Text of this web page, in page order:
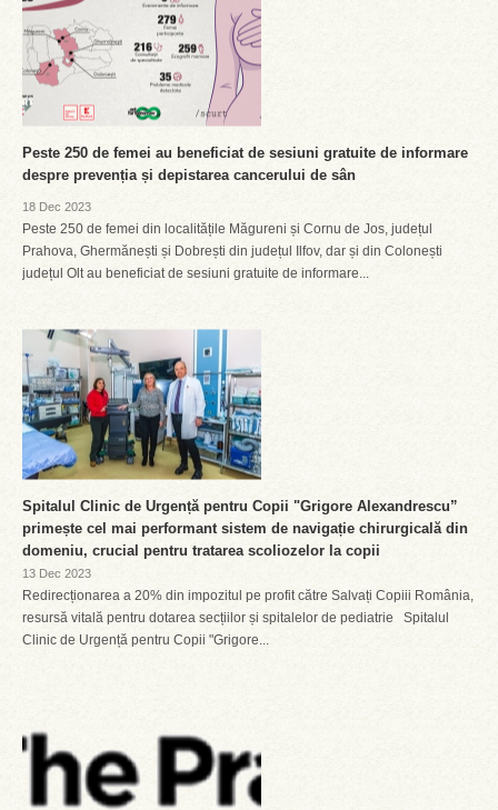
Peste 250 de femei au beneficiat de sesiuni gratuite de informare
despre prevenția și depistarea cancerului de sân
18 Dec 2023
Peste 250 de femei din localitățile Măgureni și Cornu de Jos, județul
Prahova, Ghermănești și Dobrești din județul Ilfov, dar și din Colonești
județul Olt au beneficiat de sesiuni gratuite de informare...
Spitalul Clinic de Urgență pentru Copii "Grigore Alexandrescu”
primește cel mai performant sistem de navigație chirurgicală din
domeniu, crucial pentru tratarea scoliozelor la copii
13 Dec 2023
Redirecționarea a 20% din impozitul pe profit către Salvați Copiii România,
resursă vitală pentru dotarea secțiilor și spitalelor de pediatrie Spitalul
Clinic de Urgență pentru Copii "Grigore...